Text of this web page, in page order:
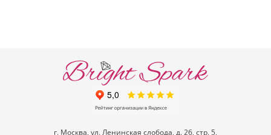
г. Москва, ул. Ленинская слобода, д. 26, стр. 5,